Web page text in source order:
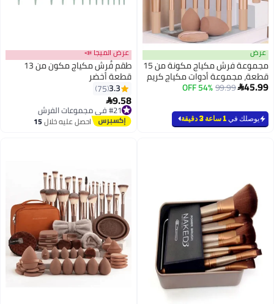
عرض
مجموعة فرش مكياج مكونة من 15
قطعة، مجموعة أدوات مكياج كريم
الأساس45.99
99.99
54% OFF
يوصلك في 1 ساعة 3 دقيقة
عرض الميجا 📣
طقم فُرش مكياج مكون من 13
قطعة أخضر
3.3
75
9.58
#21 في مجموعات الفرش
أقل سعر في 30 يوم
توصيل مجانياحصل عليه خلال15